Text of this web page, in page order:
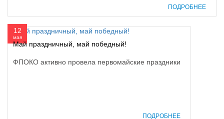
ПОДРОБНЕЕ
12
мая
Май праздничный, май победный!
ФПОКО активно провела первомайские праздники
ПОДРОБНЕЕ